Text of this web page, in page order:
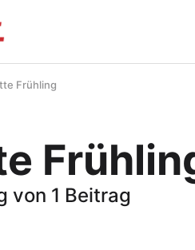
Frühling
von 1 Beitrag